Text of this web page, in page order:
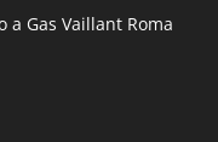
a Gas Vaillant Roma